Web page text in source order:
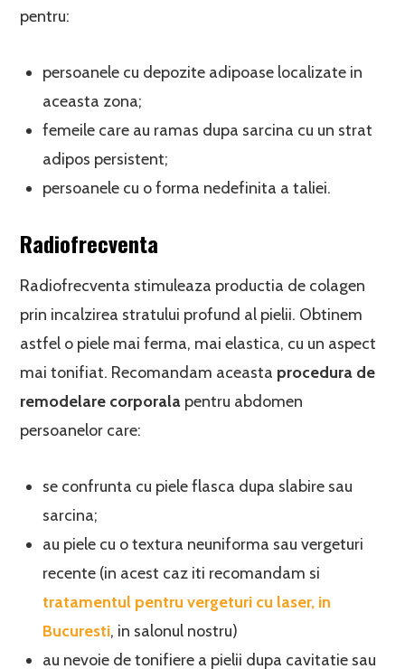
pentru:
persoanele cu depozite adipoase localizate in
aceasta zona;
femeile care au ramas dupa sarcina cu un strat
adipos persistent;
persoanele cu o forma nedefinita a taliei.
Radiofrecventa
Radiofrecventa stimuleaza productia de colagen
prin incalzirea stratului profund al pielii. Obtinem
astfel o piele mai ferma, mai elastica, cu un aspect
mai tonifiat. Recomandam aceasta procedura de
remodelare corporala pentru abdomen
persoanelor care:
se confrunta cu piele flasca dupa slabire sau
sarcina;
au piele cu o textura neuniforma sau vergeturi
recente (in acest caz iti recomandam si
tratamentul pentru vergeturi cu laser, in
Bucuresti, in salonul nostru)
au nevoie de tonifiere a pielii dupa cavitatie sau